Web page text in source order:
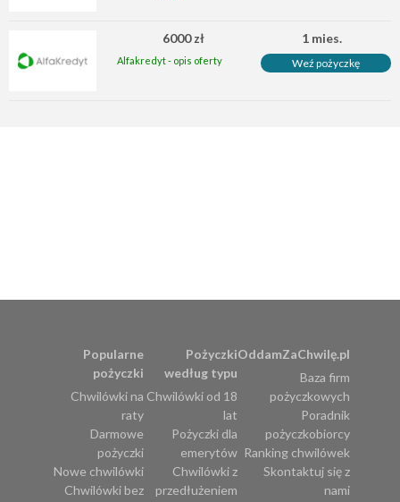
6000 zł 1 mies.
Alfakredyt - opis oferty Weź pożyczkę
Popularne
pożyczki
Chwilówki na
raty
Darmowe
pożyczki
Nowe chwilówki
Chwilówki bez
Pożyczki
według typu
Chwilówki od 18
lat
Pożyczki dla
emerytów
Chwilówki z
przedłużeniem
OddamZaChwilę.pl
Baza firm
pożyczkowych
Poradnik
pożyczkobiorcy
Ranking chwilówek
Skontaktuj się z
nami